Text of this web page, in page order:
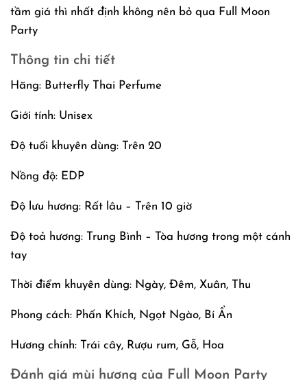
tầm giá thì nhất định không nên bỏ qua Full Moon
Party
Thông tin chi tiết
Hãng: Butterfly Thai Perfume
Giới tính: Unisex
Độ tuổi khuyên dùng: Trên 20
Nồng độ: EDP
Độ lưu hương: Rất lâu – Trên 10 giờ
Độ toả hương: Trung Bình – Tòa hương trong một cánh
tay
Thời điểm khuyên dùng: Ngày, Đêm, Xuân, Thu
Phong cách: Phấn Khích, Ngọt Ngào, Bí Ẩn
Hương chính: Trái cây, Rượu rum, Gỗ, Hoa
Đánh giá mùi hương của Full Moon Party